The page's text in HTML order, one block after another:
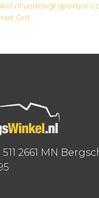
verlengt sponsor
Gel
2661 MN